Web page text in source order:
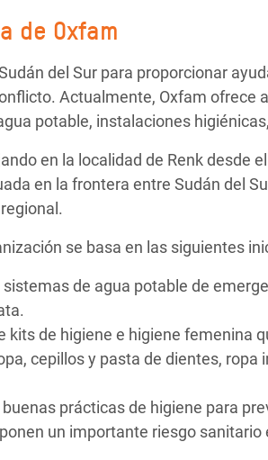
de Oxfam
del Sur para proporcionar
Actualmente, Oxfam ofrece
potable, instalaciones
en la localidad de Renk desde
en la frontera entre Sudán del
se basa en las siguientes
de agua potable de
kits de higiene e higiene femenina
cepillos y pasta de dientes,
prácticas de higiene para
un importante riesgo sanitario